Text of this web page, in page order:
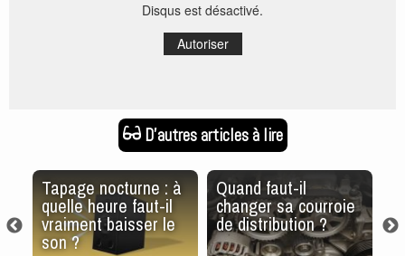
Disqus est désactivé.
Autoriser
D'autres articles à lire
Tapage nocturne : à
quelle heure faut-il
vraiment baisser le
son ?
Quand faut-il
changer sa courroie
de distribution ?